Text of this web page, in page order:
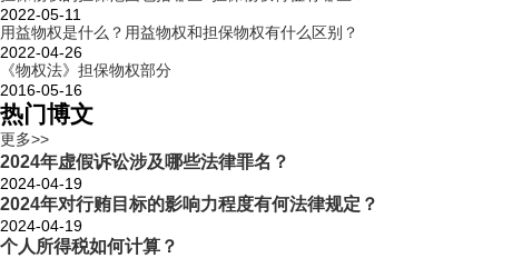
2022-05-11
用益物权是什么？用益物权和担保物权有什么区别？
2022-04-26
《物权法》担保物权部分
2016-05-16
热门博文
更多>>
2024年虚假诉讼涉及哪些法律罪名？
2024-04-19
2024年对行贿目标的影响力程度有何法律规定？
2024-04-19
个人所得税如何计算？